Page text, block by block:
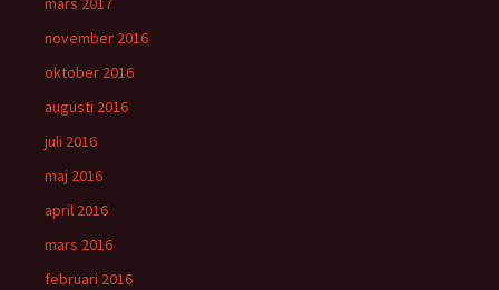
november 2016
oktober 2016
augusti 2016
juli 2016
maj 2016
april 2016
mars 2016
februari 2016